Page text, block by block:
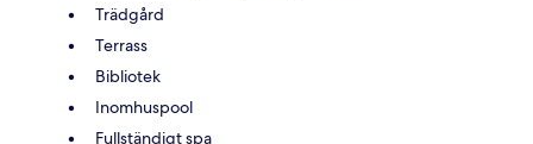
Trädgård
Terrass
Bibliotek
Inomhuspool
Fullständigt spa